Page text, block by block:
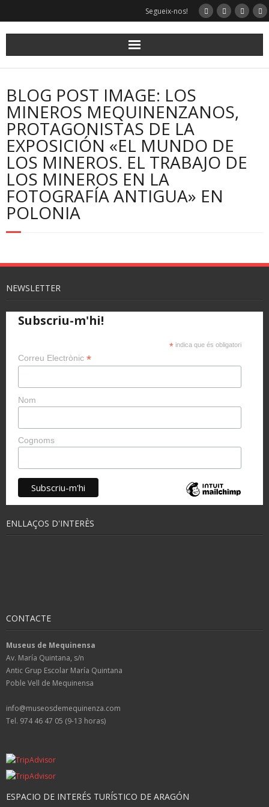
Segueix-nos!
BLOG POST IMAGE: LOS
MINEROS MEQUINENZANOS,
PROTAGONISTAS DE LA
EXPOSICIÓN «EL MUNDO DE
LOS MINEROS. EL TRABAJO DE
LOS MINEROS EN LA
FOTOGRAFÍA ANTIGUA» EN
POLONIA
NEWSLETTER
Subscriu-m'hi!
* indica que és obligatori
Correu Electrònic *
Nom
Cognoms
ENLLAÇOS D'INTERÈS
CONTACTE
Museus de Mequinensa
Av. María Quintana, s/n
Antic Grup Escolar María Quintana
Poble Vell de Mequinensa
info@museosdemequinenza.com
Tel. 974 46 47 05 (9-13 horas)
ESPACIO DE INTERÉS TURÍSTICO DE ARAGÓN